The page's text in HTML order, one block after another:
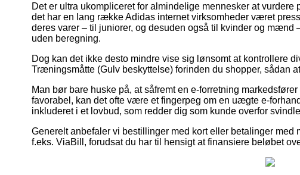
Det er ultra ukompliceret for almindelige mennesker at
det har en lang række Adidas internet virksomheder været
deres varer – til juniorer, og desuden også til kvinder og
uden beregning.
Dog kan det ikke desto mindre vise sig lønsomt at kontrollere
Træningsmåtte (Gulv beskyttelse) forinden du shopper, sådan
Man bør bare huske på, at såfremt en e-forretning
favorabel, kan det ofte være et fingerpeg om en uægte e-
inkluderet i et lovbud, som redder dig som kunde overfor
Generelt anbefaler vi bestillinger med kort eller betalinger med
f.eks. ViaBill, forudsat du har til hensigt at finansiere beløbet